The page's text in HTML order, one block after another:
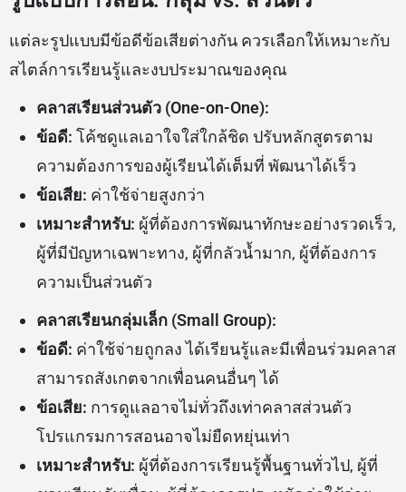
แต่ละรูปแบบมีข้อดีข้อเสียต่างกัน ควรเลือกให้เหมาะกับ
สไตล์การเรียนรู้และงบประมาณของคุณ
คลาสเรียนส่วนตัว (One-on-One):
ข้อดี: โค้ชดูแลเอาใจใส่ใกล้ชิด ปรับหลักสูตรตาม
ความต้องการของผู้เรียนได้เต็มที่ พัฒนาได้เร็ว
ข้อเสีย: ค่าใช้จ่ายสูงกว่า
เหมาะสำหรับ: ผู้ที่ต้องการพัฒนาทักษะอย่างรวดเร็ว,
ผู้ที่มีปัญหาเฉพาะทาง, ผู้ที่กลัวน้ำมาก, ผู้ที่ต้องการ
ความเป็นส่วนตัว
คลาสเรียนกลุ่มเล็ก (Small Group):
ข้อดี: ค่าใช้จ่ายถูกลง ได้เรียนรู้และมีเพื่อนร่วมคลาส
สามารถสังเกตจากเพื่อนคนอื่นๆ ได้
ข้อเสีย: การดูแลอาจไม่ทั่วถึงเท่าคลาสส่วนตัว
โปรแกรมการสอนอาจไม่ยืดหยุ่นเท่า
เหมาะสำหรับ: ผู้ที่ต้องการเรียนรู้พื้นฐานทั่วไป, ผู้ที่